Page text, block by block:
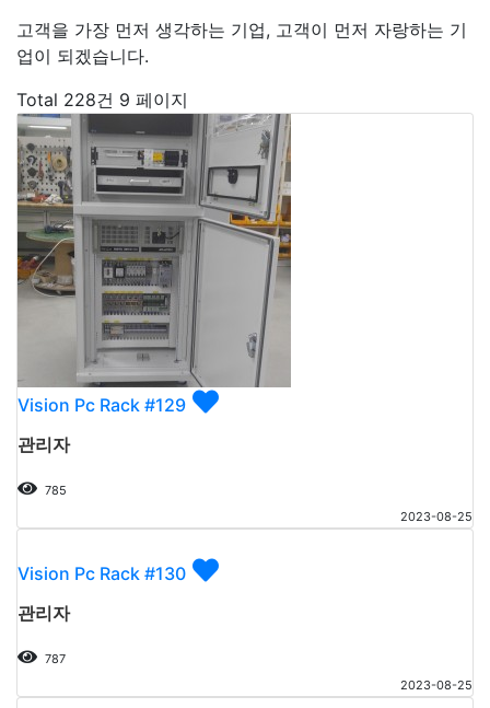
고객을 가장 먼저 생각하는 기업, 고객이 먼저 자랑하는 기
업이 되겠습니다.
Total 228건 9 페이지
Vision Pc Rack #129
관리자
785
2023-08-25
Vision Pc Rack #130
관리자
787
2023-08-25